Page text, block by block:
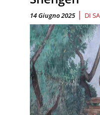
14 Giugno 2025 | DI